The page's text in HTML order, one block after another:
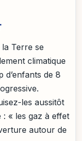
Terre se
climatique
de 8
les aussitôt
: « les gaz à effet
autour de